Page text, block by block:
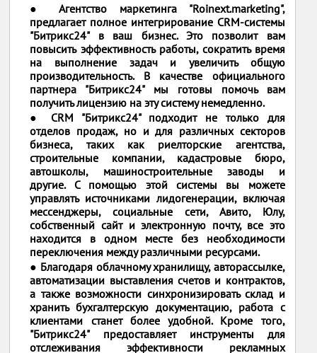
● Агентство маркетинга "Roinext.marketing",
предлагает полное интегрирование CRM-системы
"Битрикс24" в ваш бизнес. Это позволит вам
повысить эффективность работы, сократить время
на выполнение задач и увеличить общую
производительность. В качестве официального
партнера "Битрикс24" мы готовы помочь вам
получить лицензию на эту систему немедленно.
● CRM "Битрикс24" подходит не только для
отделов продаж, но и для различных секторов
бизнеса, таких как риелторские агентства,
строительные компании, кадастровые бюро,
автошколы, машиностроительные заводы и
другие. С помощью этой системы вы можете
управлять источниками лидогенерации, включая
мессенджеры, социальные сети, Авито, Юлу,
собственный сайт и электронную почту, все это
находится в одном месте без необходимости
переключения между различными ресурсами.
● Благодаря облачному хранилищу, авторассылке,
автоматизации выставления счетов и контрактов,
а также возможности синхронизировать склад и
хранить бухгалтерскую документацию, работа с
клиентами станет более удобной. Кроме того,
"Битрикс24" предоставляет инструменты для
отслеживания эффективности рекламных